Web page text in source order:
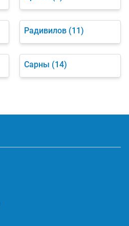
Радивилов (11)
Сарны (14)